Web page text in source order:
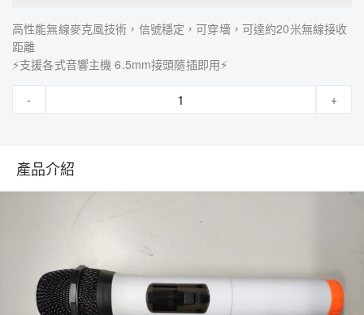
高性能無線麥克風技術，信號穩定，可穿墻，可達約20米無線接收
距離
⚡支援各式音響主機 6.5mm接頭隨插即用⚡
- +
產品介紹